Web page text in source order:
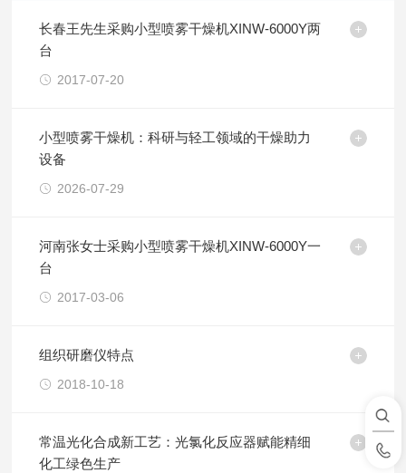
长春王先生采购小型喷雾干燥机XINW-6000Y两
台
2017-07-20
小型喷雾干燥机：科研与轻工领域的干燥助力
设备
2026-07-29
河南张女士采购小型喷雾干燥机XINW-6000Y一
台
2017-03-06
组织研磨仪特点
2018-10-18
常温光化合成新工艺：光氯化反应器赋能精细
化工绿色生产